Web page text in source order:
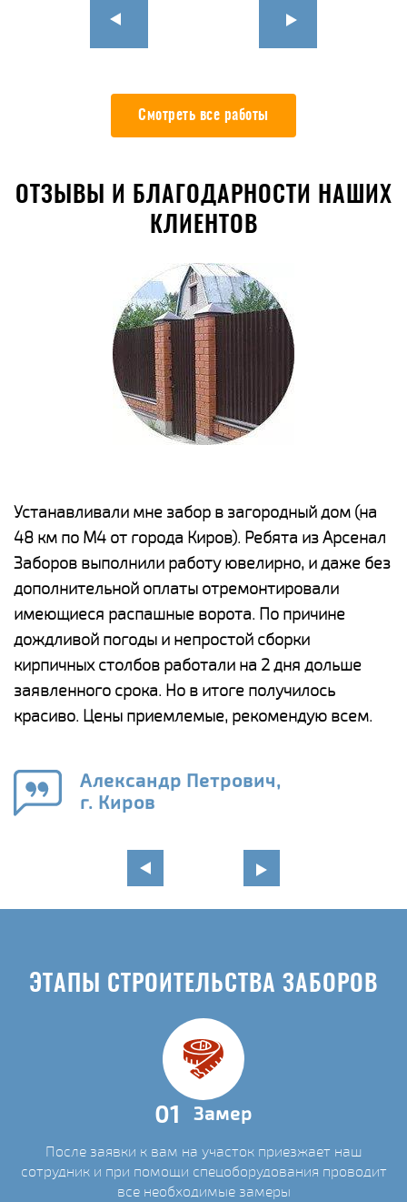
Смотреть все работы
ОТЗЫВЫ И БЛАГОДАРНОСТИ НАШИХ
КЛИЕНТОВ
Устанавливали мне забор в загородный дом (на
48 км по М4 от города Киров). Ребята из Арсенал
Заборов выполнили работу ювелирно, и даже без
дополнительной оплаты отремонтировали
имеющиеся распашные ворота. По причине
дождливой погоды и непростой сборки
кирпичных столбов работали на 2 дня дольше
заявленного срока. Но в итоге получилось
красиво. Цены приемлемые, рекомендую всем.
Александр Петрович,
г. Киров
ЭТАПЫ СТРОИТЕЛЬСТВА ЗАБОРОВ
01 Замер
После заявки к вам на участок приезжает наш
сотрудник и при помощи спецоборудования проводит
все необходимые замеры